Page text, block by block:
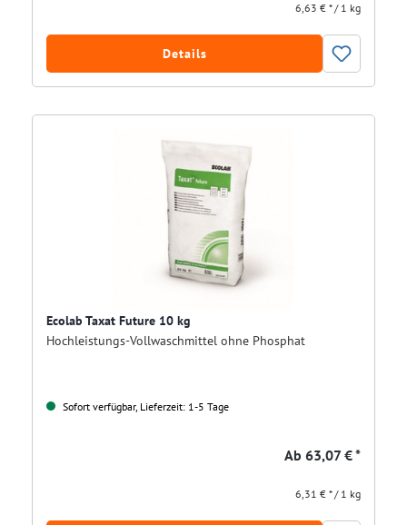
6,63 € * / 1 kg
Details
Ecolab Taxat Future 10 kg
Hochleistungs-Vollwaschmittel ohne Phosphat
Sofort verfügbar, Lieferzeit: 1-5 Tage
Ab 63,07 € *
6,31 € * / 1 kg